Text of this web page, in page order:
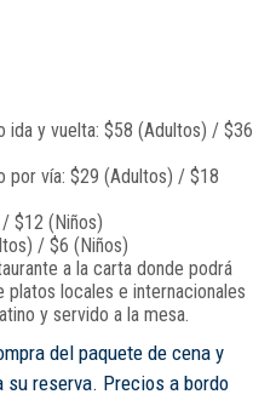
ida y vuelta: $58 (Adultos) / $36
por vía: $29 (Adultos) / $18
$12 (Niños)
/ $6 (Niños)
a la carta donde podrá
platos locales e internacionales
y servido a la mesa.
del paquete de cena y
su reserva. Precios a bordo